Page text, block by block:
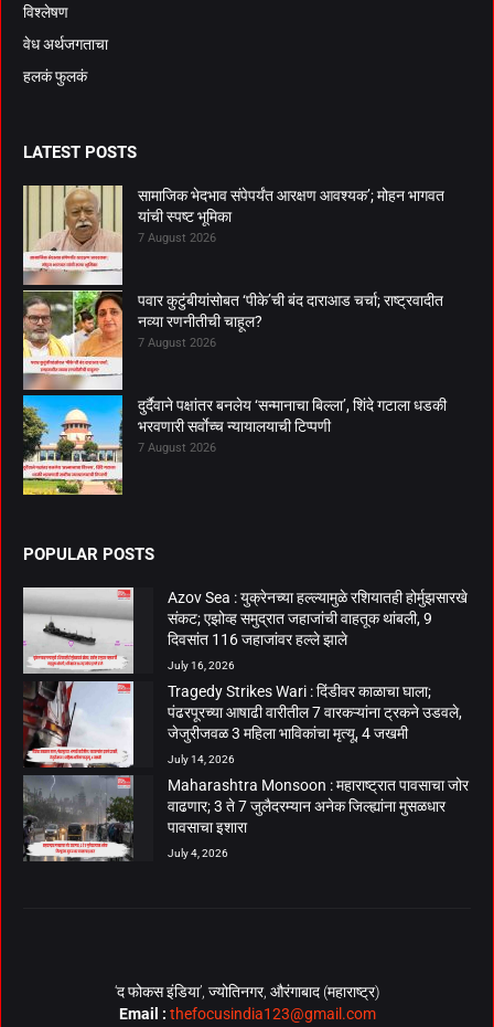
विश्लेषण
वेध अर्थजगताचा
हलकं फुलकं
LATEST POSTS
सामाजिक भेदभाव संपेपर्यंत आरक्षण आवश्यक’; मोहन भागवत
यांची स्पष्ट भूमिका
7 August 2026
पवार कुटुंबीयांसोबत ‘पीके’ची बंद दाराआड चर्चा; राष्ट्रवादीत
नव्या रणनीतीची चाहूल?
7 August 2026
दुर्दैवाने पक्षांतर बनलेय ‘सन्मानाचा बिल्ला’, शिंदे गटाला धडकी
भरवणारी सर्वाेच्च न्यायालयाची टिप्पणी
7 August 2026
POPULAR POSTS
Azov Sea : युक्रेनच्या हल्ल्यामुळे रशियातही होर्मुझसारखे
संकट; एझोव्ह समुद्रात जहाजांची वाहतूक थांबली, 9
दिवसांत 116 जहाजांवर हल्ले झाले
July 16, 2026
Tragedy Strikes Wari : दिंडीवर काळाचा घाला;
पंढरपूरच्या आषाढी वारीतील 7 वारकऱ्यांना ट्रकने उडवले,
जेजुरीजवळ 3 महिला भाविकांचा मृत्यू, 4 जखमी
July 14, 2026
Maharashtra Monsoon : महाराष्ट्रात पावसाचा जोर
वाढणार; 3 ते 7 जुलैदरम्यान अनेक जिल्ह्यांना मुसळधार
पावसाचा इशारा
July 4, 2026
‘द फोकस इंडिया’, ज्योतिनगर, औरंगाबाद (महाराष्ट्र)
Email : thefocusindia123@gmail.com